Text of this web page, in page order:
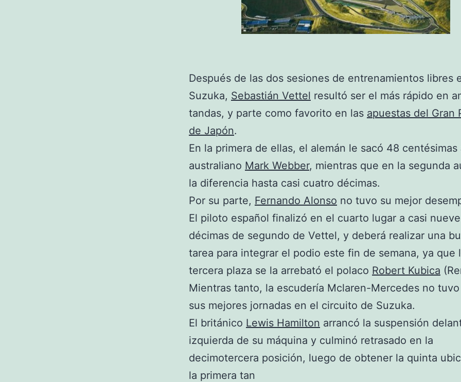
Después de las dos sesiones de entrenamientos libres
Suzuka, Sebastián Vettel resultó ser el más rápido en
tandas, y parte como favorito en las apuestas del Gran
de Japón.
En la primera de ellas, el alemán le sacó 48 centésimas
australiano Mark Webber, mientras que en la segunda
la diferencia hasta casi cuatro décimas.
Por su parte, Fernando Alonso no tuvo su mejor
El piloto español finalizó en el cuarto lugar a casi nueve
décimas de segundo de Vettel, y deberá realizar una
tarea para integrar el podio este fin de semana, ya que
tercera plaza se la arrebató el polaco Robert Kubica
Mientras tanto, la escudería Mclaren-Mercedes no
sus mejores jornadas en el circuito de Suzuka.
El británico Lewis Hamilton arrancó la suspensión
izquierda de su máquina y culminó retrasado en la
decimotercera posición, luego de obtener la quinta
la primera tan